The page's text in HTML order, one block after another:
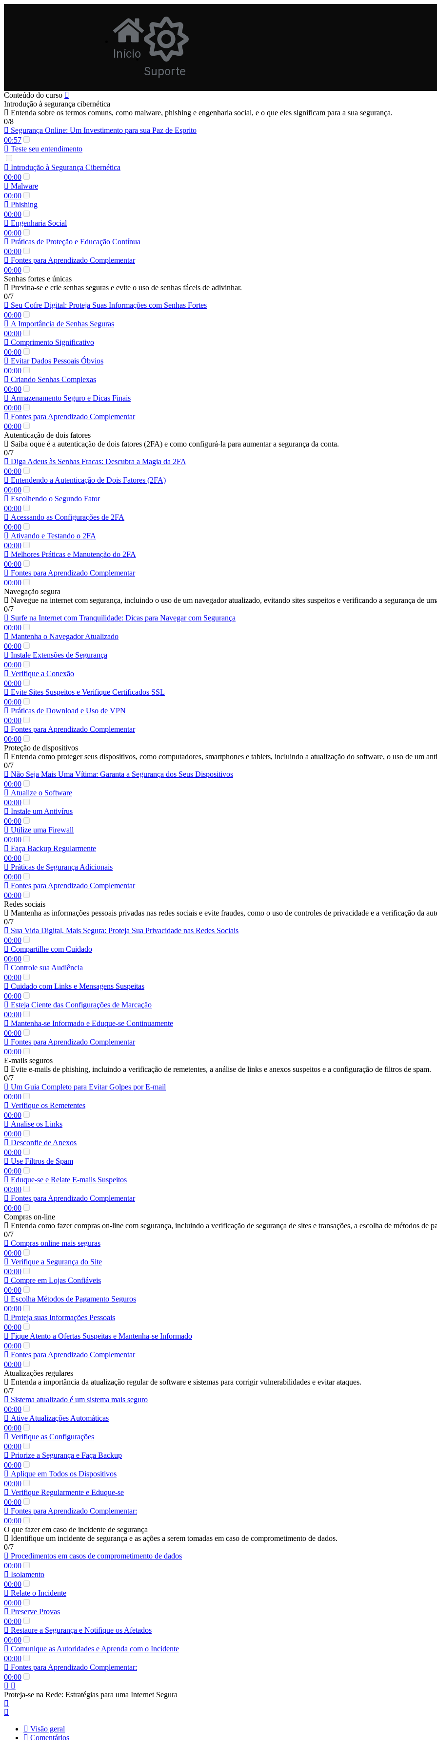
Início
Suporte
Conteúdo do curso
Introdução à segurança cibernética
Entenda sobre os termos comuns, como malware, phishing e engenharia social, e o que eles significam para a sua segurança.
0/8
Segurança Online: Um Investimento para sua Paz de Esprito
00:57
Teste seu entendimento
Introdução à Segurança Cibernética
00:00
Malware
00:00
Phishing
00:00
Engenharia Social
00:00
Práticas de Proteção e Educação Contínua
00:00
Fontes para Aprendizado Complementar
00:00
Senhas fortes e únicas
Previna-se e crie senhas seguras e evite o uso de senhas fáceis de adivinhar.
0/7
Seu Cofre Digital: Proteja Suas Informações com Senhas Fortes
00:00
A Importância de Senhas Seguras
00:00
Comprimento Significativo
00:00
Evitar Dados Pessoais Óbvios
00:00
Criando Senhas Complexas
00:00
Armazenamento Seguro e Dicas Finais
00:00
Fontes para Aprendizado Complementar
00:00
Autenticação de dois fatores
Saiba oque é a autenticação de dois fatores (2FA) e como configurá-la para aumentar a segurança da conta.
0/7
Diga Adeus às Senhas Fracas: Descubra a Magia da 2FA
00:00
Entendendo a Autenticação de Dois Fatores (2FA)
00:00
Escolhendo o Segundo Fator
00:00
Acessando as Configurações de 2FA
00:00
Ativando e Testando o 2FA
00:00
Melhores Práticas e Manutenção do 2FA
00:00
Fontes para Aprendizado Complementar
00:00
Navegação segura
Navegue na internet com segurança, incluindo o uso de um navegador atualizado, evitando sites suspeitos e verificando a segurança de
0/7
Surfe na Internet com Tranquilidade: Dicas para Navegar com Segurança
00:00
Mantenha o Navegador Atualizado
00:00
Instale Extensões de Segurança
00:00
Verifique a Conexão
00:00
Evite Sites Suspeitos e Verifique Certificados SSL
00:00
Práticas de Download e Uso de VPN
00:00
Fontes para Aprendizado Complementar
00:00
Proteção de dispositivos
Entenda como proteger seus dispositivos, como computadores, smartphones e tablets, incluindo a atualização do software, o uso de um
0/7
Não Seja Mais Uma Vítima: Garanta a Segurança dos Seus Dispositivos
00:00
Atualize o Software
00:00
Instale um Antivírus
00:00
Utilize uma Firewall
00:00
Faça Backup Regularmente
00:00
Práticas de Segurança Adicionais
00:00
Fontes para Aprendizado Complementar
00:00
Redes sociais
Mantenha as informações pessoais privadas nas redes sociais e evite fraudes, como o uso de controles de privacidade e a verificação da
0/7
Sua Vida Digital, Mais Segura: Proteja Sua Privacidade nas Redes Sociais
00:00
Compartilhe com Cuidado
00:00
Controle sua Audiência
00:00
Cuidado com Links e Mensagens Suspeitas
00:00
Esteja Ciente das Configurações de Marcação
00:00
Mantenha-se Informado e Eduque-se Continuamente
00:00
Fontes para Aprendizado Complementar
00:00
E-mails seguros
Evite e-mails de phishing, incluindo a verificação de remetentes, a análise de links e anexos suspeitos e a configuração de filtros de spam.
0/7
Um Guia Completo para Evitar Golpes por E-mail
00:00
Verifique os Remetentes
00:00
Analise os Links
00:00
Desconfie de Anexos
00:00
Use Filtros de Spam
00:00
Eduque-se e Relate E-mails Suspeitos
00:00
Fontes para Aprendizado Complementar
00:00
Compras on-line
Entenda como fazer compras on-line com segurança, incluindo a verificação de segurança de sites e transações, a escolha de métodos de
0/7
Compras online mais seguras
00:00
Verifique a Segurança do Site
00:00
Compre em Lojas Confiáveis
00:00
Escolha Métodos de Pagamento Seguros
00:00
Proteja suas Informações Pessoais
00:00
Fique Atento a Ofertas Suspeitas e Mantenha-se Informado
00:00
Fontes para Aprendizado Complementar
00:00
Atualizações regulares
Entenda a importância da atualização regular de software e sistemas para corrigir vulnerabilidades e evitar ataques.
0/7
Sistema atualizado é um sistema mais seguro
00:00
Ative Atualizações Automáticas
00:00
Verifique as Configurações
00:00
Priorize a Segurança e Faça Backup
00:00
Aplique em Todos os Dispositivos
00:00
Verifique Regularmente e Eduque-se
00:00
Fontes para Aprendizado Complementar:
00:00
O que fazer em caso de incidente de segurança
Identifique um incidente de segurança e as ações a serem tomadas em caso de comprometimento de dados.
0/7
Procedimentos em casos de comprometimento de dados
00:00
Isolamento
00:00
Relate o Incidente
00:00
Preserve Provas
00:00
Restaure a Segurança e Notifique os Afetados
00:00
Comunique as Autoridades e Aprenda com o Incidente
00:00
Fontes para Aprendizado Complementar:
00:00
Proteja-se na Rede: Estratégias para uma Internet Segura
Visão geral
Comentários